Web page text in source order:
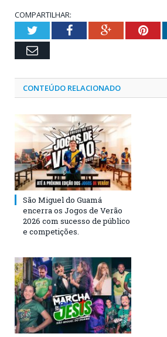
COMPARTILHAR:
TwitterFacebookGoogle+
Email
CONTEÚDO RELACIONADO
São Miguel do Guamá
encerra os Jogos de Verão
2026 com sucesso de público
e competições.